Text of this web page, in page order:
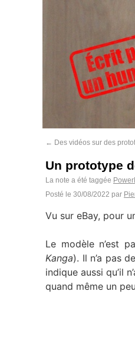
← Des vidéos sur des
Un prototype
La note a été taggée
Posté le 30/08/2022 par
Vu sur eBay, pour
Le modèle n’est
Kanga). Il n’a pas
indique aussi qu’il
quand même un